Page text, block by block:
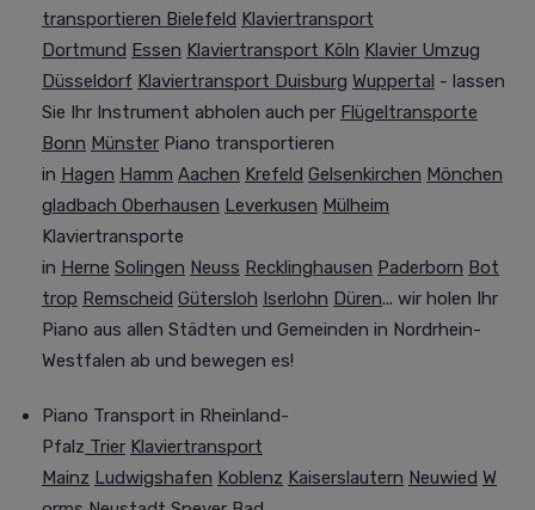
transportieren Bielefeld Klaviertransport
Dortmund Essen Klaviertransport Köln Klavier Umzug
Düsseldorf Klaviertransport Duisburg Wuppertal - lassen
Sie Ihr Instrument abholen auch per Flügeltransporte
Bonn Münster Piano transportieren
in Hagen Hamm Aachen Krefeld Gelsenkirchen Mönchen
gladbach Oberhausen Leverkusen Mülheim
Klaviertransporte
in Herne Solingen Neuss Recklinghausen Paderborn Bot
trop Remscheid Gütersloh Iserlohn Düren... wir holen Ihr
Piano aus allen Städten und Gemeinden in Nordrhein-
Westfalen ab und bewegen es!
Piano Transport in Rheinland-
Pfalz Trier Klaviertransport
Mainz Ludwigshafen Koblenz Kaiserslautern Neuwied W